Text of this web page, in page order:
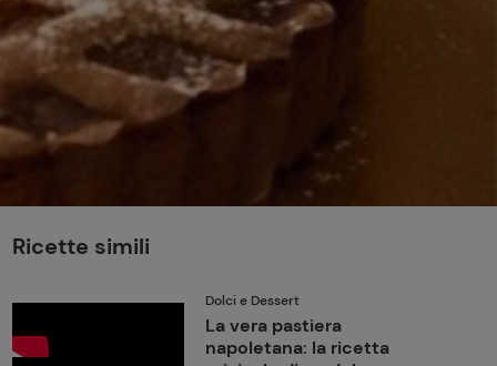
Ricette simili
Dolci e Dessert
La vera pastiera
napoletana: la ricetta